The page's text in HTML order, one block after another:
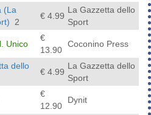
(La
2
€ 4.99
La Gazzetta dello
Sport
Unico
€
13.90
Coconino Press
dello
€ 4.99
La Gazzetta dello
Sport
€
12.90
Dynit